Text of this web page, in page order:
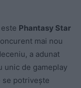
Phantasy Star
mai nou
a adunat
unic de gameplay
se potrivește